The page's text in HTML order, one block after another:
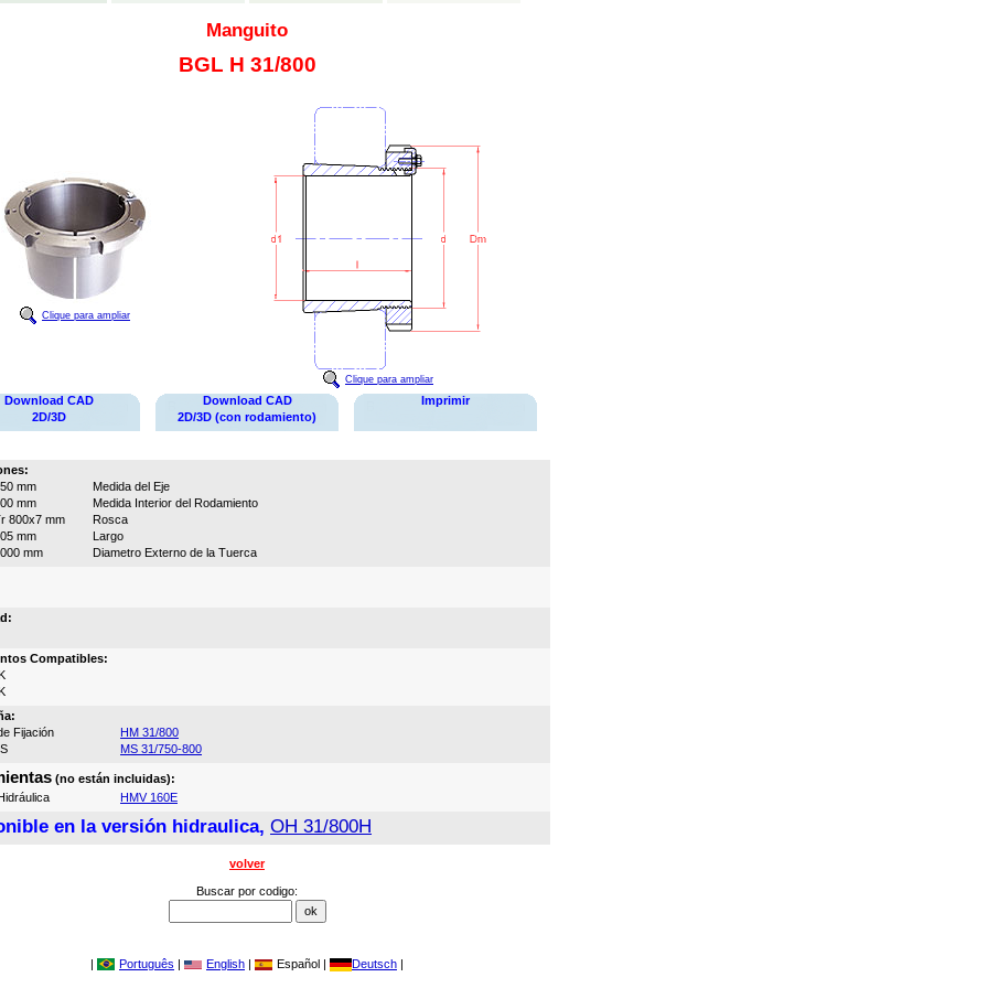
Manguito
BGL H 31/800
Clique para ampliar
Clique para ampliar
Download CAD
2D/3D
Download CAD
2D/3D (con rodamiento)
Imprimir
mm
Medida del Eje
mm
Medida Interior del Rodamiento
800x7 mm
Rosca
mm
Largo
mm
Diametro Externo de la Tuerca
Compatibles:
Fijación
HM 31/800
MS 31/750-800
(no están incluidas):
HMV 160E
en la versión hidraulica, OH 31/800H
volver
Buscar por codigo:
| Português | English | Español | Deutsch |